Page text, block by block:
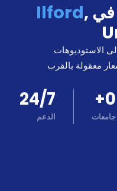
في Ilford,
الاستوديوهات
معقولة بالقرب
0
+
جامعات
24/7
الدعم